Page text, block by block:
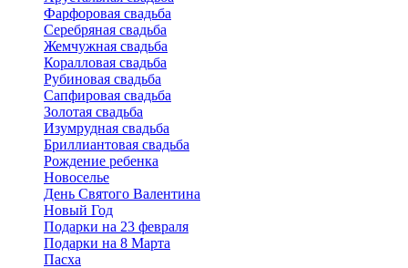
Фарфоровая свадьба
Серебряная свадьба
Жемчужная свадьба
Коралловая свадьба
Рубиновая свадьба
Сапфировая свадьба
Золотая свадьба
Изумрудная свадьба
Бриллиантовая свадьба
Рождение ребенка
Новоселье
День Святого Валентина
Новый Год
Подарки на 23 февраля
Подарки на 8 Марта
Пасха